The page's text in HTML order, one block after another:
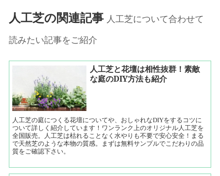
人工芝の関連記事 人工芝について合わせて
読みたい記事をご紹介
人工芝と花壇は相性抜群！素敵
な庭のDIY方法も紹介
人工芝の庭につくる花壇についてや、おしゃれなDIYをするコツに
ついて詳しく紹介しています！ワンランク上のオリジナル人工芝を
全国販売。人工芝は枯れることなく水やりも不要で安心安全！まる
で天然芝のような本物の質感。まずは無料サンプルでこだわりの品
質をご確認下さい。